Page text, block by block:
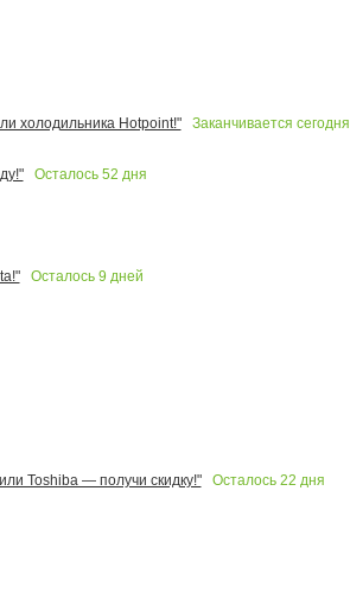
холодильника Hotpoint!"
Заканчивается сегодня
Осталось 52 дня
Осталось 9 дней
Toshiba — получи скидку!"
Осталось 22 дня